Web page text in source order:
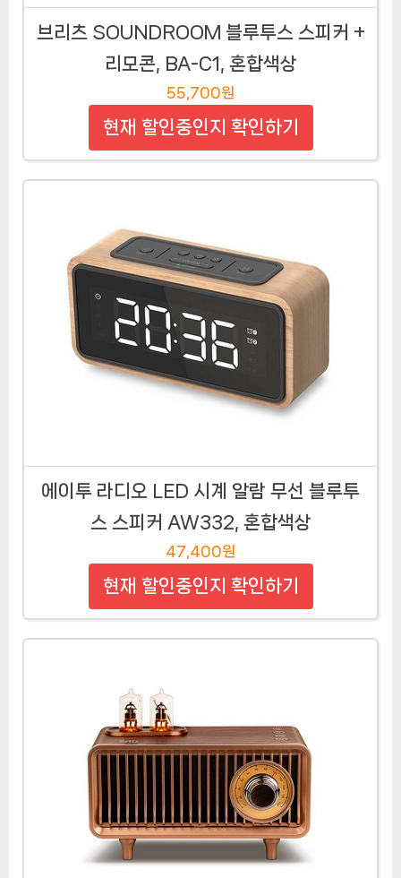
브리츠 SOUNDROOM 블루투스 스피커 +
리모콘, BA-C1, 혼합색상
55,700원
현재 할인중인지 확인하기
에이투 라디오 LED 시계 알람 무선 블루투
스 스피커 AW332, 혼합색상
47,400원
현재 할인중인지 확인하기